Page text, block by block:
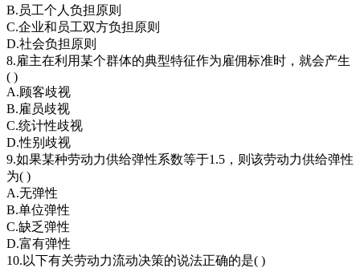
B.员工个人负担原则
C.企业和员工双方负担原则
D.社会负担原则
8.雇主在利用某个群体的典型特征作为雇佣标准时，就会产生
( )
A.顾客歧视
B.雇员歧视
C.统计性歧视
D.性别歧视
9.如果某种劳动力供给弹性系数等于1.5，则该劳动力供给弹性
为( )
A.无弹性
B.单位弹性
C.缺乏弹性
D.富有弹性
10.以下有关劳动力流动决策的说法正确的是( )